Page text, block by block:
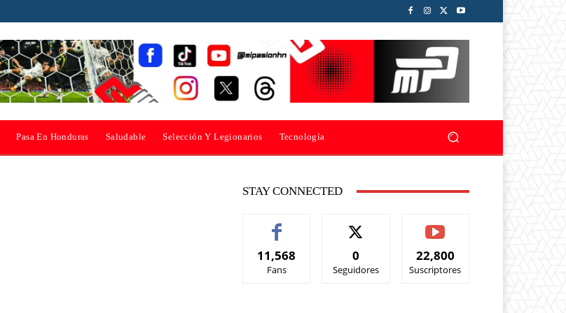
Pasa En Honduras Saludable Selección Y Legionarios Tecnología
STAY CONNECTED
11,568
Fans
0
Seguidores
22,800
Suscriptores